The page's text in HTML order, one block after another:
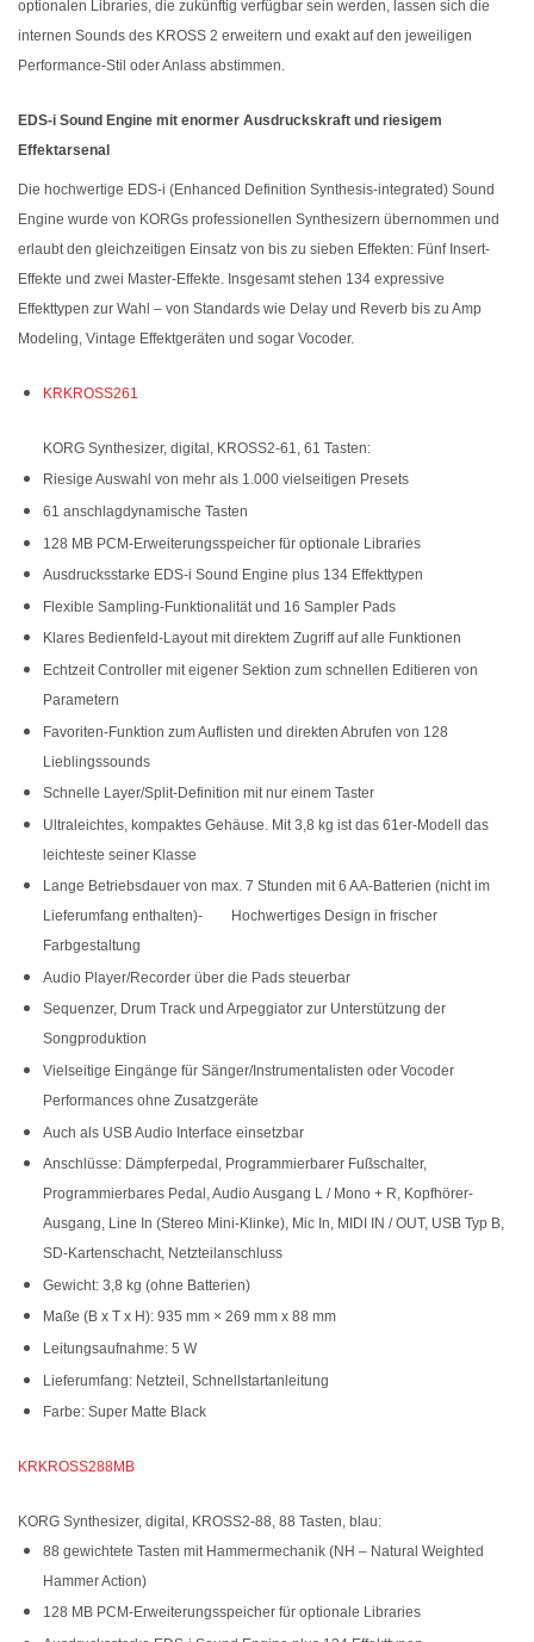
optionalen Libraries, die zukünftig verfügbar sein werden, lassen sich die
internen Sounds des KROSS 2 erweitern und exakt auf den jeweiligen
Performance-Stil oder Anlass abstimmen.
EDS-i Sound Engine mit enormer Ausdruckskraft und riesigem
Effektarsenal
Die hochwertige EDS-i (Enhanced Definition Synthesis-integrated) Sound
Engine wurde von KORGs professionellen Synthesizern übernommen und
erlaubt den gleichzeitigen Einsatz von bis zu sieben Effekten: Fünf Insert-
Effekte und zwei Master-Effekte. Insgesamt stehen 134 expressive
Effekttypen zur Wahl – von Standards wie Delay und Reverb bis zu Amp
Modeling, Vintage Effektgeräten und sogar Vocoder.
KRKROSS261
KORG Synthesizer, digital, KROSS2-61, 61 Tasten:
Riesige Auswahl von mehr als 1.000 vielseitigen Presets
61 anschlagdynamische Tasten
128 MB PCM-Erweiterungsspeicher für optionale Libraries
Ausdrucksstarke EDS-i Sound Engine plus 134 Effekttypen
Flexible Sampling-Funktionalität und 16 Sampler Pads
Klares Bedienfeld-Layout mit direktem Zugriff auf alle Funktionen
Echtzeit Controller mit eigener Sektion zum schnellen Editieren von
Parametern
Favoriten-Funktion zum Auflisten und direkten Abrufen von 128
Lieblingssounds
Schnelle Layer/Split-Definition mit nur einem Taster
Ultraleichtes, kompaktes Gehäuse. Mit 3,8 kg ist das 61er-Modell das
leichteste seiner Klasse
Lange Betriebsdauer von max. 7 Stunden mit 6 AA-Batterien (nicht im
Lieferumfang enthalten)- Hochwertiges Design in frischer
Farbgestaltung
Audio Player/Recorder über die Pads steuerbar
Sequenzer, Drum Track und Arpeggiator zur Unterstützung der
Songproduktion
Vielseitige Eingänge für Sänger/Instrumentalisten oder Vocoder
Performances ohne Zusatzgeräte
Auch als USB Audio Interface einsetzbar
Anschlüsse: Dämpferpedal, Programmierbarer Fußschalter,
Programmierbares Pedal, Audio Ausgang L / Mono + R, Kopfhörer-
Ausgang, Line In (Stereo Mini-Klinke), Mic In, MIDI IN / OUT, USB Typ B,
SD-Kartenschacht, Netzteilanschluss
Gewicht: 3,8 kg (ohne Batterien)
Maße (B x T x H): 935 mm × 269 mm x 88 mm
Leitungsaufnahme: 5 W
Lieferumfang: Netzteil, Schnellstartanleitung
Farbe: Super Matte Black
KRKROSS288MB
KORG Synthesizer, digital, KROSS2-88, 88 Tasten, blau:
88 gewichtete Tasten mit Hammermechanik (NH – Natural Weighted
Hammer Action)
128 MB PCM-Erweiterungsspeicher für optionale Libraries